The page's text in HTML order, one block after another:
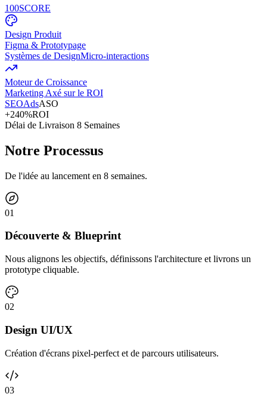
100SCORE
Design Produit
Figma & Prototypage
Systèmes de DesignMicro-interactions
Moteur de Croissance
Marketing Axé sur le ROI
SEOAdsASO
+240%ROI
Délai de Livraison 8 Semaines
Notre Processus
De l'idée au lancement en 8 semaines.
01
Découverte & Blueprint
Nous alignons les objectifs, définissons l'architecture et livrons un
prototype cliquable.
02
Design UI/UX
Création d'écrans pixel-perfect et de parcours utilisateurs.
03